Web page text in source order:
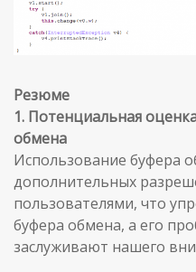
Резюме
1. Потенциальная
обмена
Использование буфера
дополнительных
пользователями, что
буфера обмена, а его
заслуживают нашего